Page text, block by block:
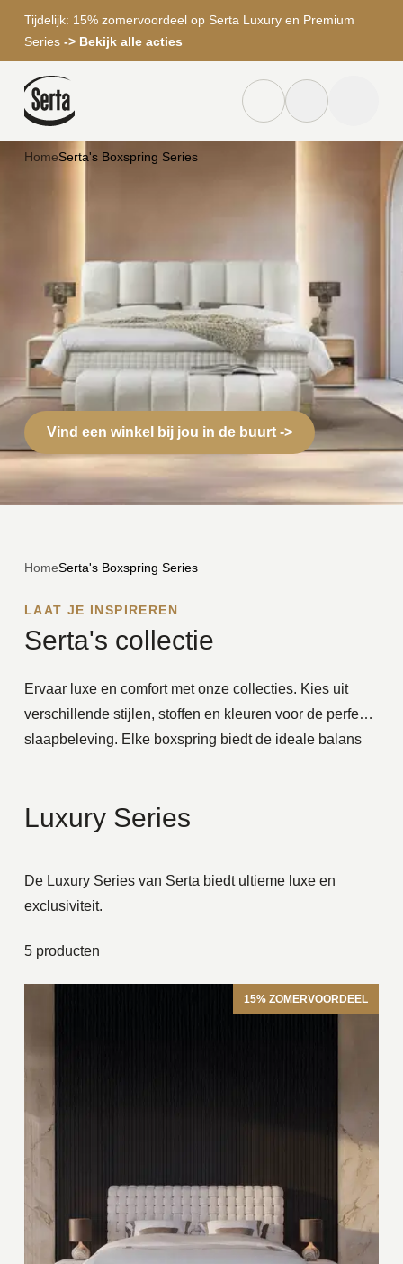
Tijdelijk: 15% zomervoordeel op Serta Luxury en Premium
Series -> Bekijk alle acties
Dealer locator knop
Zoek knop
HomeSerta's Boxspring Series
Ontdek de volledige
Serta collectie
Vind een winkel bij jou in de buurt ->
HomeSerta's Boxspring Series
Serta's collectie
LAAT JE INSPIREREN
Ervaar luxe en comfort met onze collecties. Kies uit
verschillende stijlen, stoffen en kleuren voor de perfecte
slaapbeleving. Elke boxspring biedt de ideale balans
tussen design en ondersteuning. Vind jouw ideale
Luxury Series
De Luxury Series van Serta biedt ultieme luxe en
exclusiviteit.
5 producten
15% ZOMERVOORDEEL